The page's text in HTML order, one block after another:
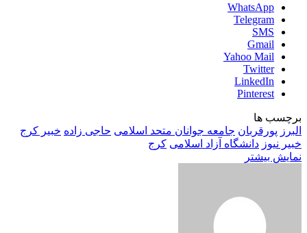
WhatsApp
Telegram
SMS
Gmail
Yahoo Mail
Twitter
LinkedIn
Pinterest
برچسب ها
البرز پورقربان جامعه جوانان متحد اسلامی حاجی زاده خبیر کرج
خبیر نیوز دانشگاه آزاد اسلامی کرج
نمایش بیشتر